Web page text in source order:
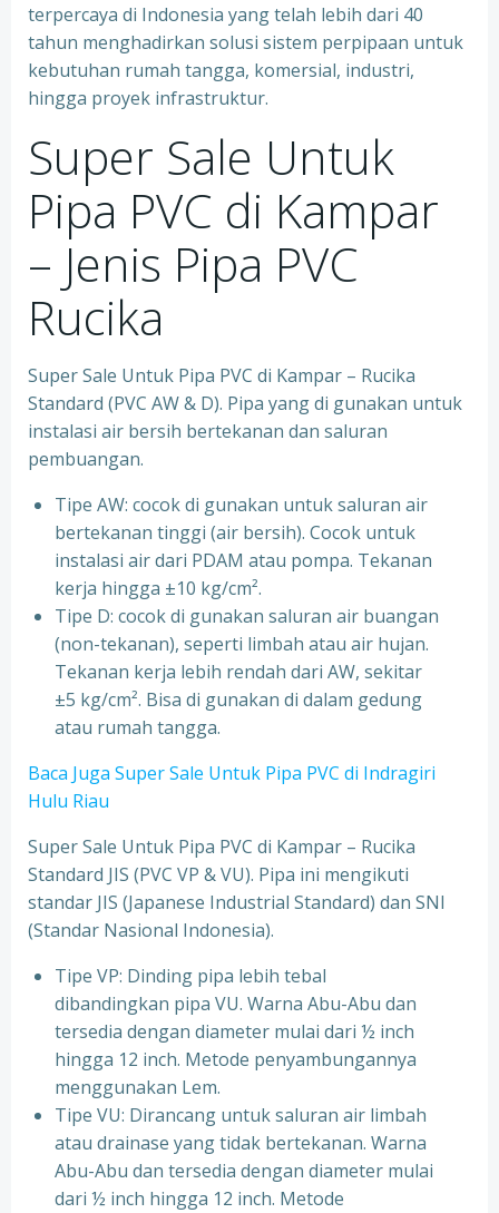
terpercaya di Indonesia yang telah lebih dari 40
tahun menghadirkan solusi sistem perpipaan untuk
kebutuhan rumah tangga, komersial, industri,
hingga proyek infrastruktur.
Super Sale Untuk
Pipa PVC di Kampar
– Jenis Pipa PVC
Rucika
Super Sale Untuk Pipa PVC di Kampar – Rucika
Standard (PVC AW & D). Pipa yang di gunakan untuk
instalasi air bersih bertekanan dan saluran
pembuangan.
Tipe AW: cocok di gunakan untuk saluran air
bertekanan tinggi (air bersih). Cocok untuk
instalasi air dari PDAM atau pompa. Tekanan
kerja hingga ±10 kg/cm².
Tipe D: cocok di gunakan saluran air buangan
(non-tekanan), seperti limbah atau air hujan.
Tekanan kerja lebih rendah dari AW, sekitar
±5 kg/cm². Bisa di gunakan di dalam gedung
atau rumah tangga.
Baca Juga Super Sale Untuk Pipa PVC di Indragiri
Hulu Riau
Super Sale Untuk Pipa PVC di Kampar – Rucika
Standard JIS (PVC VP & VU). Pipa ini mengikuti
standar JIS (Japanese Industrial Standard) dan SNI
(Standar Nasional Indonesia).
Tipe VP: Dinding pipa lebih tebal
dibandingkan pipa VU. Warna Abu-Abu dan
tersedia dengan diameter mulai dari ½ inch
hingga 12 inch. Metode penyambungannya
menggunakan Lem.
Tipe VU: Dirancang untuk saluran air limbah
atau drainase yang tidak bertekanan. Warna
Abu-Abu dan tersedia dengan diameter mulai
dari ½ inch hingga 12 inch. Metode